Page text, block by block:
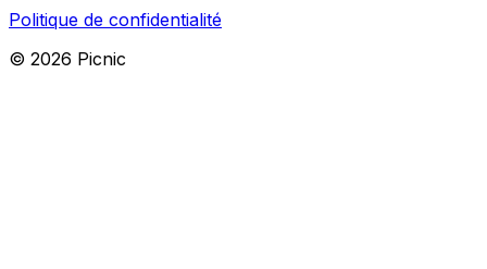
Politique de confidentialité
© 2026 Picnic